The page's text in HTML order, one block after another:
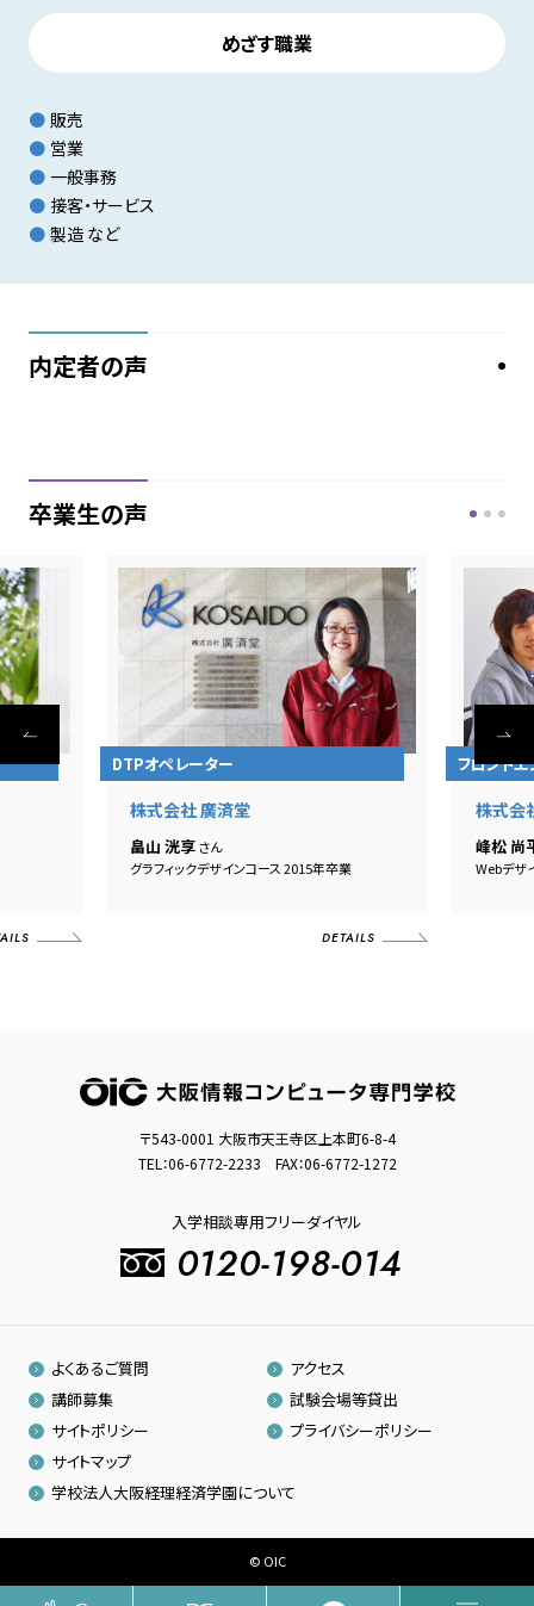
めざす職業
販売
営業
一般事務
接客・サービス
製造 など
内定者の声
卒業生の声
DTPオペレーター
株式会社 廣済堂
畠山 洸享さん
グラフィックデザインコース 2015年卒業
DETAILS
フロント
株式会
峰松 尚
Webデザ
〒543-0001 大阪市天王寺区上本町6-8-4
TEL：06-6772-2233 FAX：06-6772-1272
入学相談専用フリーダイヤル
0120-198-014
よくあるご質問
アクセス
講師募集
試験会場等貸出
サイトポリシー
プライバシーポリシー
サイトマップ
学校法人大阪経理経済学園について
© OIC